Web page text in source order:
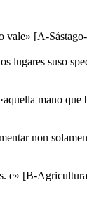
vale» [A-
lugares suso
mano
non
e» [B-